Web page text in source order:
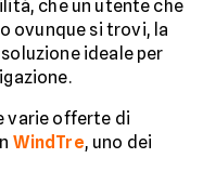
che un utente che
ovunque si trovi, la
ideale per
varie offerte di
WindTre, uno dei